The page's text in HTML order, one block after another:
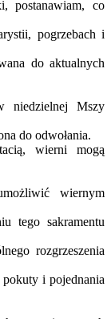
postanawiam, co
pogrzebach i
do aktualnych
niedzielnej Mszy
do odwołania.
wierni mogą
wiernym
tego sakramentu
rozgrzeszenia
i pojednania